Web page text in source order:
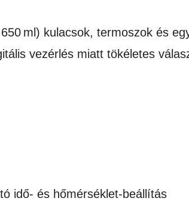
ml) kulacsok, termoszok és
vezérlés miatt tökéletes
idő- és hőmérséklet-beállítás